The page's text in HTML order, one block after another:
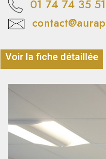
01 74 74 35 51
Voir la fiche détaillée